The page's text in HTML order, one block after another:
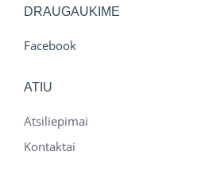
DRAUGAUKIME
Facebook
ATIU
Atsiliepimai
Kontaktai